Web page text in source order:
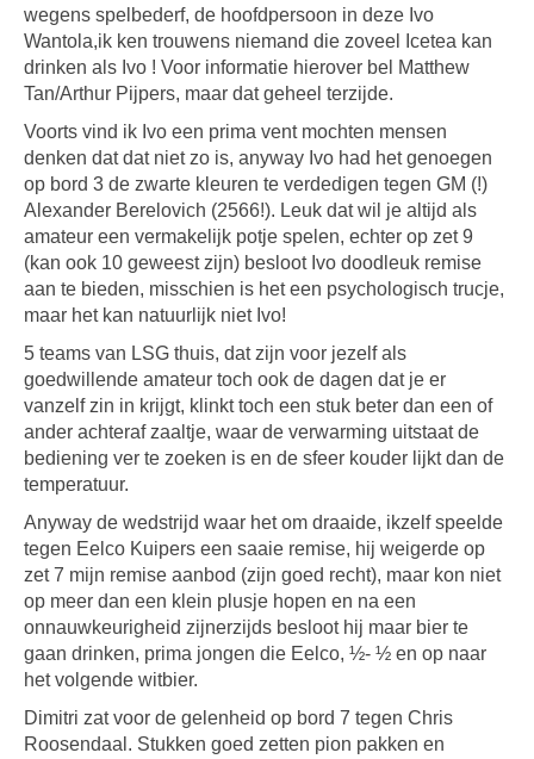
wegens spelbederf, de hoofdpersoon in deze Ivo
Wantola,ik ken trouwens niemand die zoveel Icetea kan
drinken als Ivo ! Voor informatie hierover bel Matthew
Tan/Arthur Pijpers, maar dat geheel terzijde.
Voorts vind ik Ivo een prima vent mochten mensen
denken dat dat niet zo is, anyway Ivo had het genoegen
op bord 3 de zwarte kleuren te verdedigen tegen GM (!)
Alexander Berelovich (2566!). Leuk dat wil je altijd als
amateur een vermakelijk potje spelen, echter op zet 9
(kan ook 10 geweest zijn) besloot Ivo doodleuk remise
aan te bieden, misschien is het een psychologisch trucje,
maar het kan natuurlijk niet Ivo!
5 teams van LSG thuis, dat zijn voor jezelf als
goedwillende amateur toch ook de dagen dat je er
vanzelf zin in krijgt, klinkt toch een stuk beter dan een of
ander achteraf zaaltje, waar de verwarming uitstaat de
bediening ver te zoeken is en de sfeer kouder lijkt dan de
temperatuur.
Anyway de wedstrijd waar het om draaide, ikzelf speelde
tegen Eelco Kuipers een saaie remise, hij weigerde op
zet 7 mijn remise aanbod (zijn goed recht), maar kon niet
op meer dan een klein plusje hopen en na een
onnauwkeurigheid zijnerzijds besloot hij maar bier te
gaan drinken, prima jongen die Eelco, ½- ½ en op naar
het volgende witbier.
Dimitri zat voor de gelenheid op bord 7 tegen Chris
Roosendaal. Stukken goed zetten pion pakken en